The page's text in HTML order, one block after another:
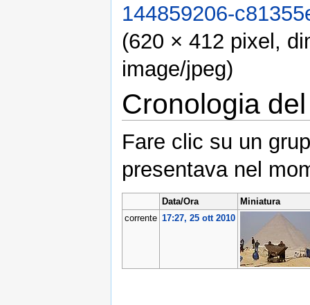
144859206-
(620 × 412 pixel,
image/jpeg)
Cronologia
Fare clic su un
presentava nel
Data/Ora
Miniatura
corrente 17:27, 25 ott 2010